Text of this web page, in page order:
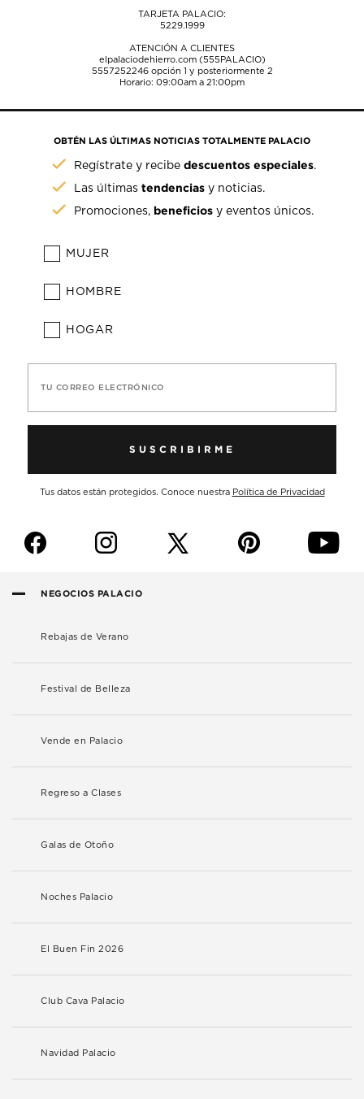
TARJETA PALACIO:
5229.1999
ATENCIÓN A CLIENTES
elpalaciodehierro.com (555PALACIO)
5557252246opción 1 y posteriormente 2
Horario: 09:00am a 21:00pm
OBTÉN LAS ÚLTIMAS NOTICIAS TOTALMENTE PALACIO
Regístrate y recibedescuentos especiales.
Las últimastendencias y noticias.
Promociones, beneficios y eventos únicos.
MUJER
HOMBRE
HOGAR
TU CORREO ELECTRÓNICO
SUSCRIBIRME
Tus datos están protegidos. Conoce nuestra Política de Privacidad
f i p y
NEGOCIOS PALACIO
Rebajas de Verano
Festival de Belleza
Vende en Palacio
Regreso a Clases
Galas de Otoño
Noches Palacio
El Buen Fin 2026
Club Cava Palacio
Navidad Palacio